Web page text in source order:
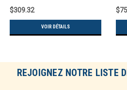
$309.32
VOIR DÉTAILS
REJOIGNEZ NOTRE LISTE